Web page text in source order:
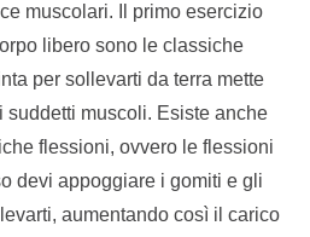
muscolari. Il primo esercizio
libero sono le classiche
per sollevarti da terra mette
suddetti muscoli. Esiste anche
flessioni, ovvero le flessioni
devi appoggiare i gomiti e gli
aumentando così il carico